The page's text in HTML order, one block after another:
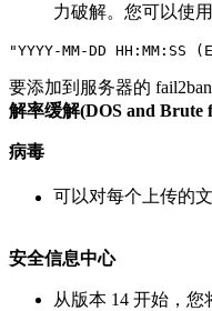
力破解。您可以使
要添加到服务器的
解率缓解(DOS and Brute
病毒
可以对每个上传的
安全信息中心
从版本 14 开始，